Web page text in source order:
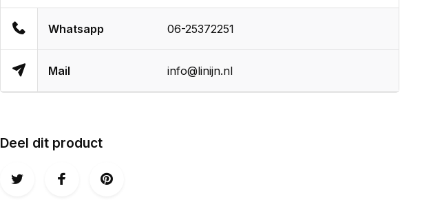
Whatsapp 06-25372251
Mail info@linijn.nl
Deel dit product